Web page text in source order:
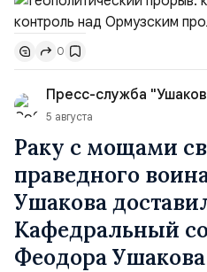
тезисы и последствия этого
доли контроля (75 на 25).
контролировали пролив на
50/50. Стало: Новое
Ираном...
0
Пресс-служба
5 августа
Раку с мощами
праведного
Ушакова
Кафедральный
Феодора